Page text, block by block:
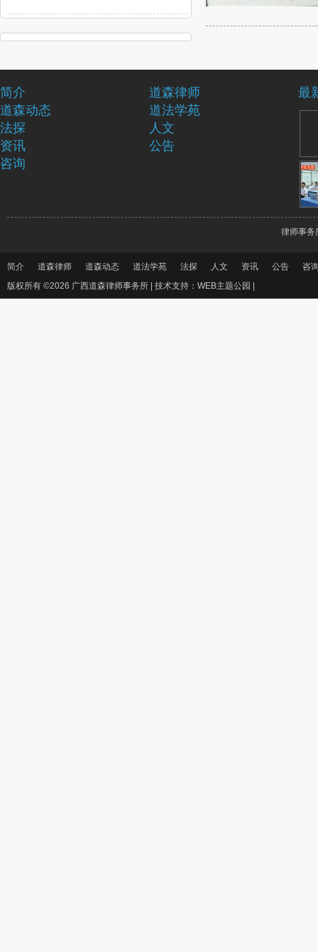
简介
道森律师
道森动态
道法学苑
法探
人文
资讯
公告
咨询
最
律师事务
简介 道森律师 道森动态 道法学苑 法探 人文 资讯 公告
咨
版权所有 ©2026 广西道森律师事务所 | 技术支持：WEB主题公园